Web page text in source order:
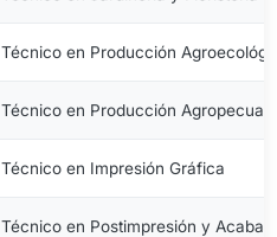
Técnico en Producción
Técnico en Producción
Técnico en Impresión Gráfica
Técnico en Postimpresión y